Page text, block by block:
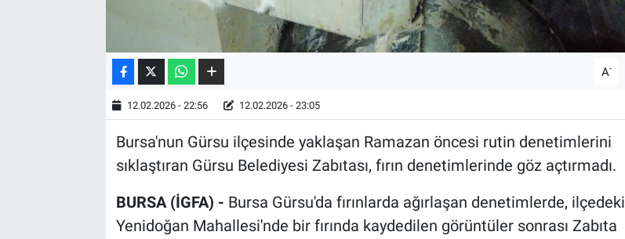
A-
12.02.2026 - 22:56 12.02.2026 - 23:05
Bursa'nun Gürsu ilçesinde yaklaşan Ramazan öncesi rutin denetimlerini
sıklaştıran Gürsu Belediyesi Zabıtası, fırın denetimlerinde göz açtırmadı.
BURSA (İGFA) - Bursa Gürsu'da fırınlarda ağırlaşan denetimlerde, ilçedeki
Yenidoğan Mahallesi'nde bir fırında kaydedilen görüntüler sonrası Zabıta